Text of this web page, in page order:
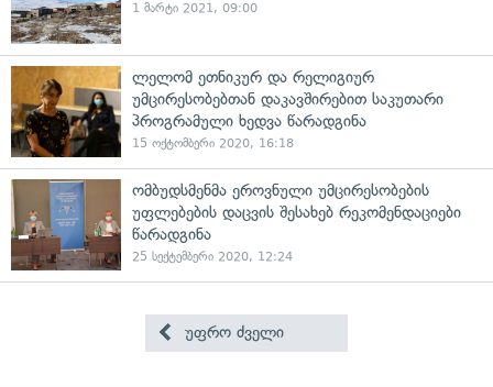
1 მარტი 2021, 09:00
ლელომ ეთნიკურ და რელიგიურ
უმცირესობებთან დაკავშირებით საკუთარი
პროგრამული ხედვა წარადგინა
15 ოქტომბერი 2020, 16:18
ომბუდსმენმა ეროვნული უმცირესობების
უფლებების დაცვის შესახებ რეკომენდაციები
წარადგინა
25 სექტემბერი 2020, 12:24
უფრო ძველი